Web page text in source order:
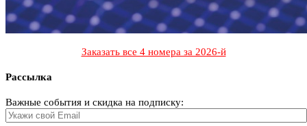
Заказать все 4 номера за 2026-й
Рассылка
Важные события и скидка на подписку: